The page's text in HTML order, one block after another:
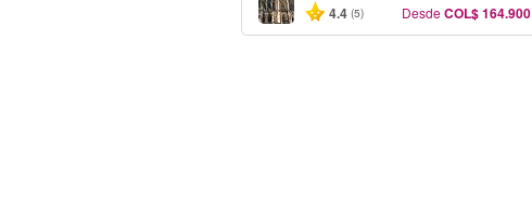
4.4 (5) DesdeCOL$ 164.900